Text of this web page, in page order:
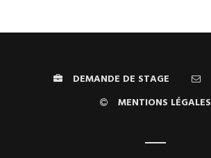
DEMANDE DE STAGE
MENTIONS LÉGALES